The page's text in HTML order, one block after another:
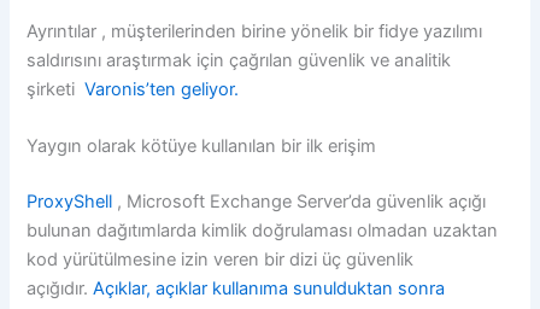
Ayrıntılar , müşterilerinden birine yönelik bir fidye yazılımı
saldırısını araştırmak için çağrılan güvenlik ve analitik
şirketiVaronis’ten geliyor.
Yaygın olarak kötüye kullanılan bir ilk erişim
ProxyShell , Microsoft Exchange Server’da güvenlik açığı
bulunan dağıtımlarda kimlik doğrulaması olmadan uzaktan
kod yürütülmesine izin veren bir dizi üç güvenlik
açığıdır.Açıklar, açıklar kullanıma sunulduktan sonra